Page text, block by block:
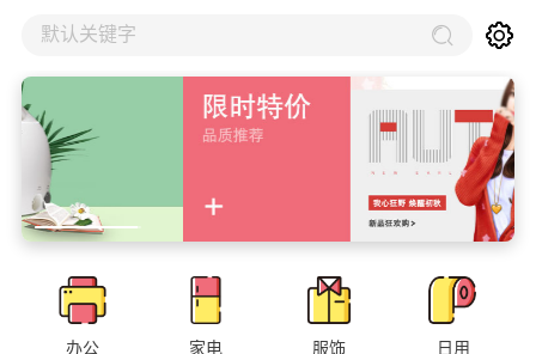
默认关键字
办公 家电 服饰 日用